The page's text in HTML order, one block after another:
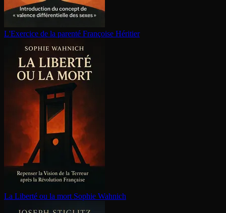
L'Exercice de la parenté Françoise Héritier
La Liberté ou la mort Sophie Wahnich